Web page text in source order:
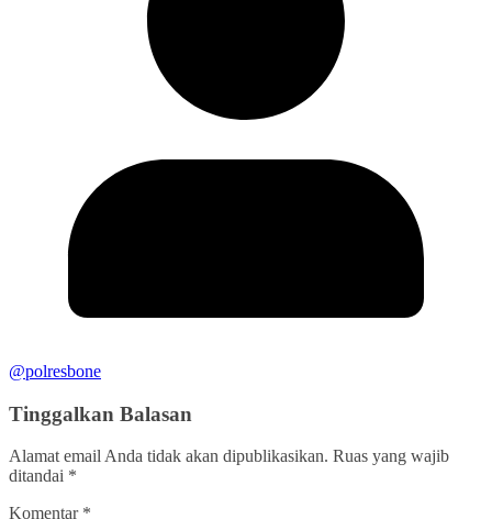
@polresbone
Tinggalkan Balasan
Alamat email Anda tidak akan dipublikasikan. Ruas yang wajib
ditandai *
Komentar *